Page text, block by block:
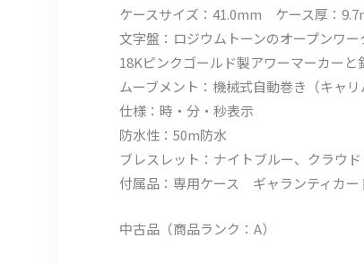
ケースサイズ：41.0mm ケース厚：
文字盤：ロジウムトーンのオープンワ
18Kピンクゴールド製アワーマーカーと
ムーブメント：機械式自動巻き（キャ
仕様：時・分・秒表示
防水性：50m防水
ブレスレット：ナイトブルー、クラウ
付属品：専用ケース ギャランティカー
中古品（商品ランク：A）